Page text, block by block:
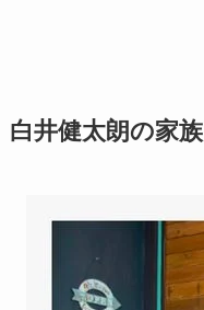
白井健太朗の家族